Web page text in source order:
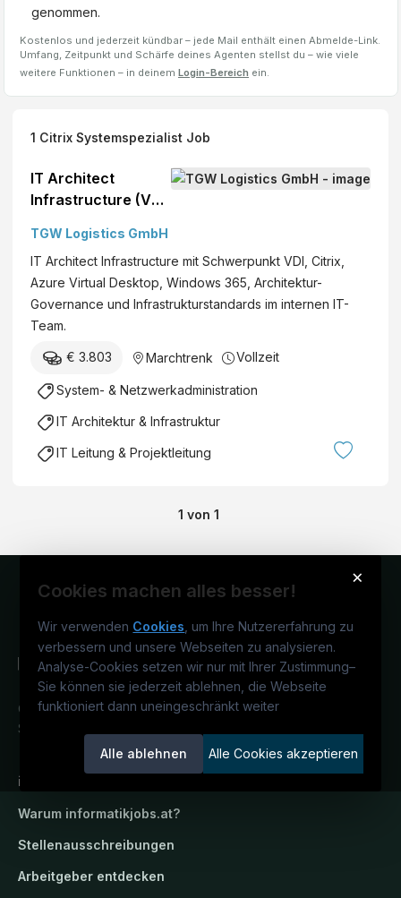
genommen.
Kostenlos und jederzeit kündbar – jede Mail enthält einen Abmelde-Link.
Umfang, Zeitpunkt und Schärfe deines Agenten stellst du – wie viele
weitere Funktionen – in deinem Login-Bereich ein.
1 Citrix Systemspezialist Job
IT Architect
Infrastructure (VDI)
TGW Logistics GmbH
IT Architect Infrastructure mit Schwerpunkt VDI, Citrix,
Azure Virtual Desktop, Windows 365, Architektur-
Governance und Infrastrukturstandards im internen IT-
Team.
€ 3.803 Marchtrenk Vollzeit
System- & Netzwerkadministration
IT Architektur & Infrastruktur
IT Leitung & Projektleitung
1 von 1
×
Cookies machen alles besser!
Wir verwenden Cookies , um Ihre Nutzererfahrung zu
verbessern und unsere Webseiten zu analysieren.
Analyse-Cookies setzen wir nur mit Ihrer Zustimmung–
Sie können sie jederzeit ablehnen, die Webseite
funktioniert dann uneingeschränkt weiter
Alle ablehnen Alle Cookies akzeptieren
Österreichs IT-Karriereportal.Ein
Service der candidatis GmbH.
informatikjobs.at
Warum informatikjobs.at?
Stellenausschreibungen
Arbeitgeber entdecken